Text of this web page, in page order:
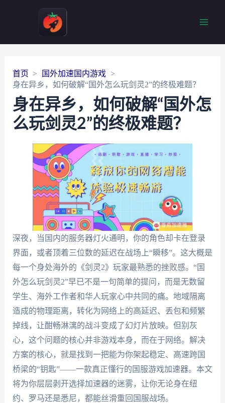
首页
国外加速国内游戏
身在异乡，如何破解“国外怎么玩剑灵2”的终极难题？
身在异乡，如何破解“国外怎
么玩剑灵2”的终极难题？
深夜，当国内的服务器灯火通明，你的角色却卡在登录
界面，或者顶着三位数的延迟在战场上“瞬移”。这大概是
每一个身处海外的《剑灵2》玩家最熟悉的挫败感。“国
外怎么玩剑灵2”早已不是一句简单的提问，而是无数留
学生、海外工作者和华人玩家心中共同的痛。地域隔离
造成的物理距离，转化为网络上的高延迟、丢包和频繁
掉线，让酣畅淋漓的战斗变成了幻灯片放映。但别灰
心，这个问题的核心并非游戏本身，而在于网络。解决
方案的核心，就是找到一把能为你架起稳定、高速跨国
桥梁的“钥匙”——一款真正懂行的国服游戏加速器。本文
将为你层层剥开选择加速器的迷雾，让你无论身在纽
约、罗马还是悉尼，都能丝滑重回国服战场。